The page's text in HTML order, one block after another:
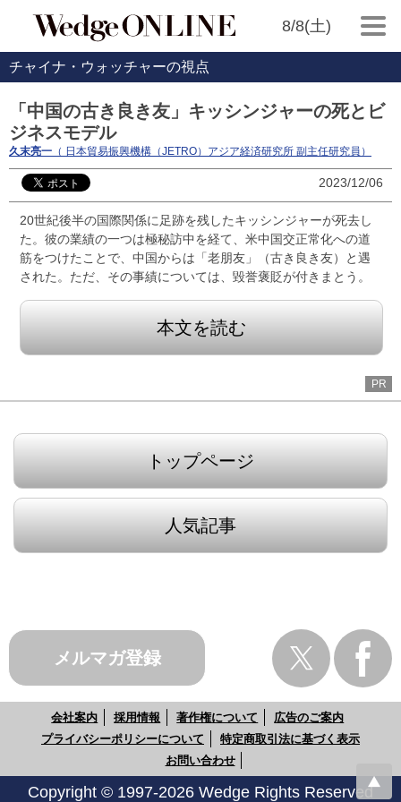
8/8(土)
チャイナ・ウォッチャーの視点
「中国の古き良き友」キッシンジャーの死とビ
ジネスモデル
久末亮一 （ 日本貿易振興機構（JETRO）アジア経済研究所 副主任研究員）
2023/12/06
20世紀後半の国際関係に足跡を残したキッシンジャーが死去し
た。彼の業績の一つは極秘訪中を経て、米中国交正常化への道
筋をつけたことで、中国からは「老朋友」（古き良き友）と遇
された。ただ、その事績については、毀誉褒貶が付きまとう。
本文を読む
PR
トップページ
人気記事
メルマガ登録
会社案内 採用情報 著作権について
広告のご案内
プライバシーポリシーについて
特定商取引法に基づく表示
お問い合わせ
Copyright © 1997-2026 Wedge Rights Reserved